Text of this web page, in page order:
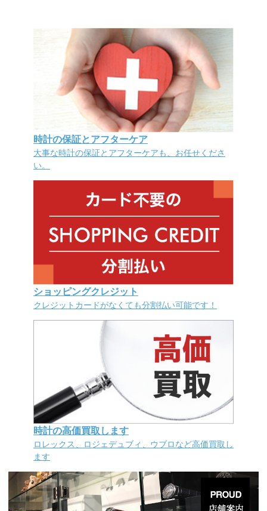
時計の保証とアフターケア
大事な時計の保証とアフターケアも、お任せくださ
い。
ショッピングクレジット
クレジットカードがなくても分割払い可能です！
時計の高価買取します
ロレックス、ロジェデュブィ、ウブロなど高価買取し
ます